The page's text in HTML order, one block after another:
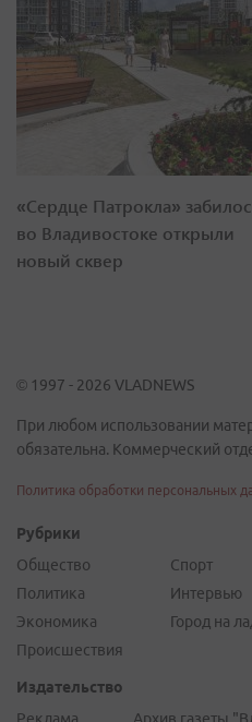
«Сердце Патрокла»
во Владивостоке открыли
новый сквер
© 1997 - 2026 VLADNEWS
При любом использовании
обязательна. Коммерческий
Политика обработки персональных
Рубрики
Общество
Политика
Экономика
Происшествия
Спорт
Интервью
Город на
Издательство